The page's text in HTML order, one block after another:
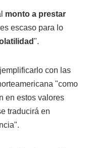
monto a prestar
escaso para lo
".
con las
"como
en estos valores
traducirá en